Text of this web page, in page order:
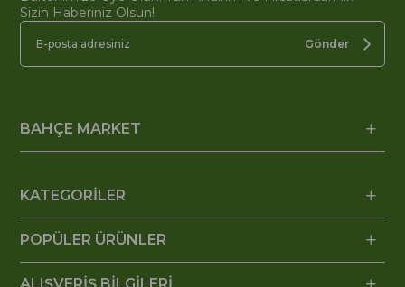
Sizin Haberiniz Olsun!
Gönder
BAHÇE MARKET
KATEGORİLER
POPÜLER ÜRÜNLER